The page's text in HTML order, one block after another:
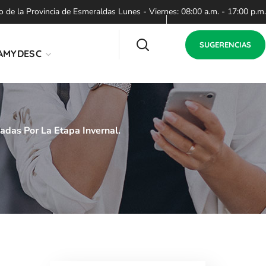
la Provincia de Esmeraldas Lunes - Viernes: 08:00 a.m. - 17:00 p.m.
SUGERENCIAS
Por La Etapa Invernal.